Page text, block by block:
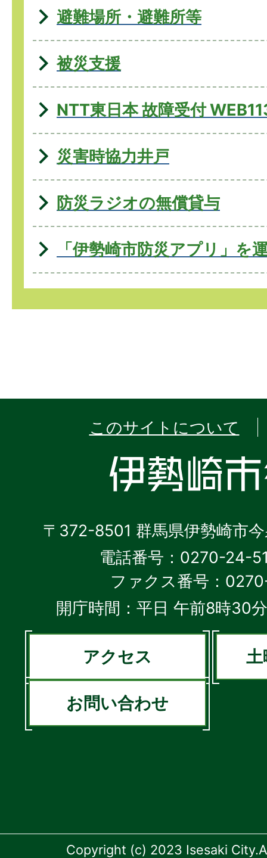
避難場所・避難所等
被災支援
NTT東日本 故障受付
災害時協力井戸
防災ラジオの無償貸与
「伊勢崎市防災アプリ」を
このサイトについて
〒372-8501 群馬県伊勢崎市
電話番号：0270-24-
ファクス番号：
開庁時間：平日 午前8時30
アクセス 土
お問い合わせ
Copyright (c) 2023 Isesaki